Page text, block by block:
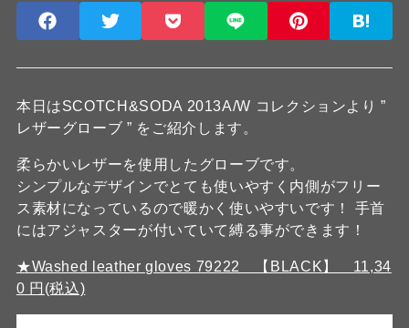
本日はSCOTCH&SODA 2013A/W コレクションより ”
レザーグローブ ” をご紹介します。
柔らかいレザーを使用したグローブです。
シンプルなデザインでとても使いやすく内側がフリー
ス素材になっているので暖かく使いやすいです！ 手首
にはアジャスターが付いていて縛る事ができます！
★Washed leather gloves 79222 【BLACK】 11,34
0 円(税込)